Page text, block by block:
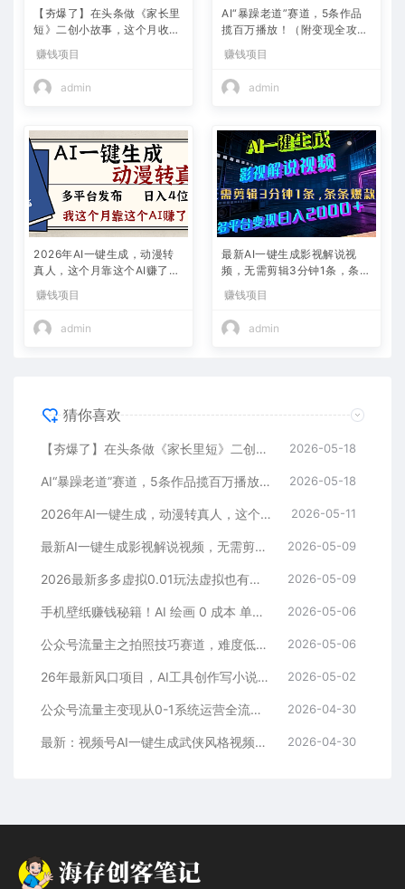
【夯爆了】在头条做《家长里
短》二创小故事，这个月收益
2w+
赚钱项目
admin
AI“暴躁老道”赛道，5条作品
揽百万播放！（附变现全攻
略）
赚钱项目
admin
2026年AI一键生成，动漫转
真人，这个月靠这个AI赚了2
赚钱项目
admin
最新AI一键生成影视解说视
频，无需剪辑3分钟1条，条条
+
赚钱项目
admin
猜你喜欢
【夯爆了】在头条做《家长里短》二创小故事，这个月收益2w+ 2026-05-18
AI“暴躁老道”赛道，5条作品揽百万播放！（附变现全攻略） 2026-05-18
2026年AI一键生成，动漫转真人，这个月靠这个AI赚了2W+ 2026-05-11
最新AI一键生成影视解说视频，无需剪辑3分钟1条，条条爆款，多平台变现日入2000+ 2026-05-09
2026最新多多虚拟0.01玩法虚拟也有新门路轻松日入2500! 2026-05-09
手机壁纸赚钱秘籍！AI 绘画 0 成本 单店狂销 3.8 万单 2026-05-06
公众号流量主之拍照技巧赛道，难度低+流量大，起号第一篇就爆了10w阅读！ 2026-05-06
26年最新风口项目，AI工具创作写小说，轻松实现日入1000+ 2026-05-02
公众号流量主变现从0-1系统运营全流程讲解！ 2026-04-30
最新：视频号AI一键生成武侠风格视频，狂撸视频号分成收益，学完轻松日入1000+ 2026-04-30